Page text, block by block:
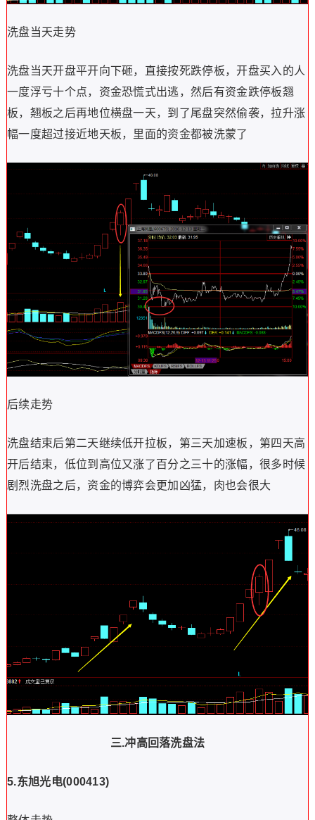
洗盘当天走势
洗盘当天开盘平开向下砸，直接按死跌停板，开盘买入的人
一度浮亏十个点，资金恐慌式出逃，然后有资金跌停板翘
板，翘板之后再地位横盘一天，到了尾盘突然偷袭，拉升涨
幅一度超过接近地天板，里面的资金都被洗蒙了
后续走势
洗盘结束后第二天继续低开拉板，第三天加速板，第四天高
开后结束，低位到高位又涨了百分之三十的涨幅，很多时候
剧烈洗盘之后，资金的博弈会更加凶猛，肉也会很大
三.冲高回落洗盘法
5.东旭光电(000413)